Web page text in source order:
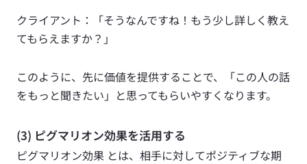
クライアント：「そうなんですね！もう少し詳しく教え
てもらえますか？」
このように、先に価値を提供することで、「この人の話
をもっと聞きたい」と思ってもらいやすくなります。
(3) ピグマリオン効果を活用する
ピグマリオン効果 とは、相手に対してポジティブな期